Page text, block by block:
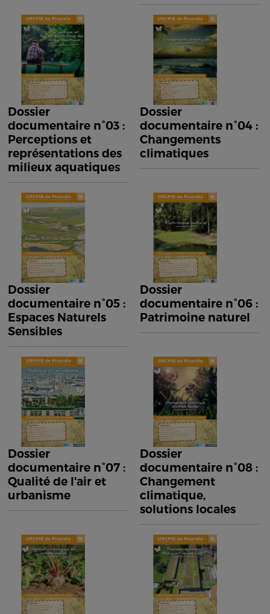
Dossier
documentaire n°03 :
Perceptions et
représentations des
milieux aquatiques
Dossier
documentaire n°04 :
Changements
climatiques
Dossier
documentaire n°05 :
Espaces Naturels
Sensibles
Dossier
documentaire n°06 :
Patrimoine naturel
Dossier
documentaire n°07 :
Qualité de l'air et
urbanisme
Dossier
documentaire n°08 :
Changement
climatique,
solutions locales